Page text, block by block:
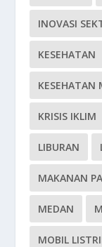
INOVASI
KESEHATAN
KESEHATAN
KRISIS IKLIM
LIBURAN
MAKANAN
MEDAN
MOBIL